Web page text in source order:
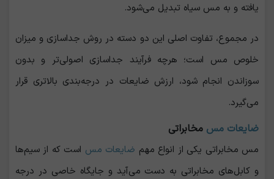
یافته و به مس سیاه تبدیل می‌شود.
در مجموع، تفاوت اصلی این دو دسته در روش جداسازی و میزان
خلوص مس است؛ هرچه فرآیند جداسازی اصولی‌تر و بدون
سوزاندن انجام شود، ارزش ضایعات در درجه‌بندی بالاتری قرار
می‌گیرد.
ضایعات مس مخابراتی
مس مخابراتی یکی از انواع مهم ضایعات مس است که از سیم‌ها
و کابل‌های مخابراتی به دست می‌آید و جایگاه خاصی در درجه